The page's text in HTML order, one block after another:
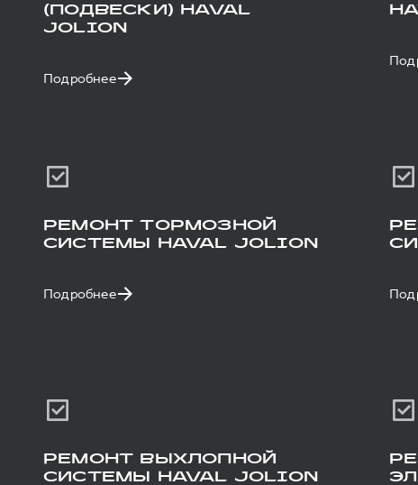
(ПОДВЕСКИ) HAVAL
JOLION
Подробнее
РЕМОНТ ТОРМОЗНОЙ
СИСТЕМЫ HAVAL JOLION
Подробнее
РЕМОНТ ВЫХЛОПНОЙ
СИСТЕМЫ HAVAL JOLION